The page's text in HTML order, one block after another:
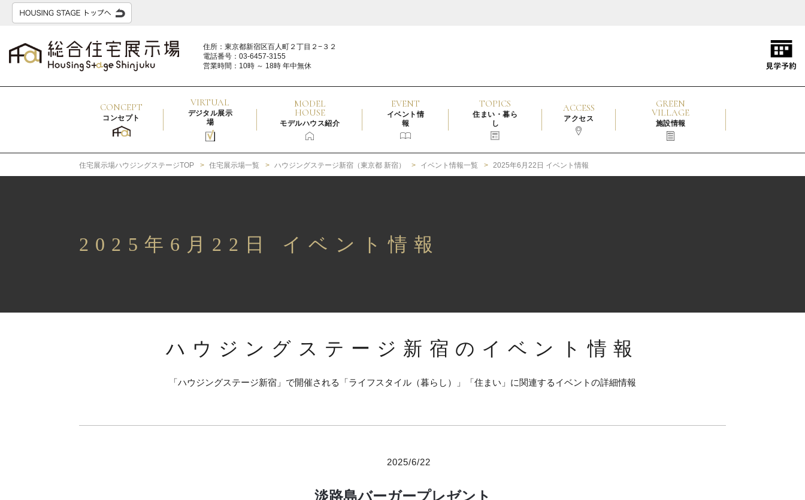
住所：東京都新宿区百人町２丁目２−３２
電話番号：03-6457-3155
営業時間：10時 ～ 18時 年中無休
CONCEPT
コンセプト
VIRTUAL
デジタル展示
場
MODEL
HOUSE
モデルハウス紹介
EVENT
イベント情
報
TOPICS
住まい・暮ら
し
ACCESS
アクセス
GREEN
VILLAGE
施設情報
住宅展示場ハウジングステージTOP 住宅展示場一覧 ハウジングステージ新宿（東京都 新宿） イベント情報一覧 2025年6月22日 イベント情報
2025年6月22日 イベント情報
ハウジングステージ新宿のイベント情報
「ハウジングステージ新宿」で開催される「ライフスタイル（暮らし）」「住まい」に関連するイベントの詳細情報
2025/6/22
淡路島バーガープレゼント